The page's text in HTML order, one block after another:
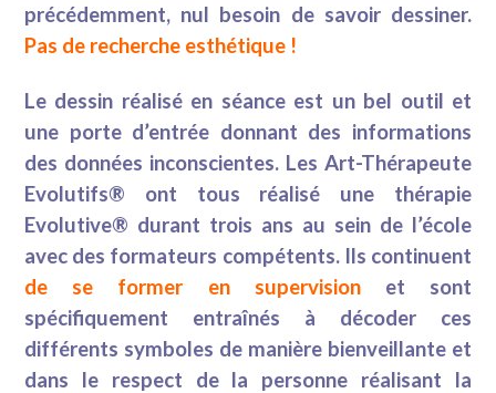
précédemment, nul besoin de savoir dessiner.
Pas de recherche esthétique !
Le dessin réalisé en séance est un bel outil et
une porte d’entrée donnant des informations
des données inconscientes. Les Art-Thérapeute
Evolutifs® ont tous réalisé une thérapie
Evolutive® durant trois ans au sein de l’école
avec des formateurs compétents. Ils continuent
de se former en supervisionet sont
spécifiquement entraînés à décoder ces
différents symboles de manière bienveillante et
dans le respect de la personne réalisant la